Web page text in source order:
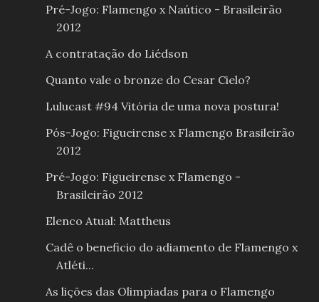
Pré-Jogo: Flamengo x Naútico - Brasileirão
2012
A contratação do Liédson
Quanto vale o bronze do Cesar Cielo?
Lulucast #94 Vitória de uma nova postura!
Pós-Jogo: Figueirense x Flamengo Brasileirão
2012
Pré-Jogo: Figueirense x Flamengo -
Brasileirão 2012
Elenco Atual: Mattheus
Cadê o beneficio do adiamento de Flamengo x
Atléti...
As lições das Olimpiadas para o Flamengo